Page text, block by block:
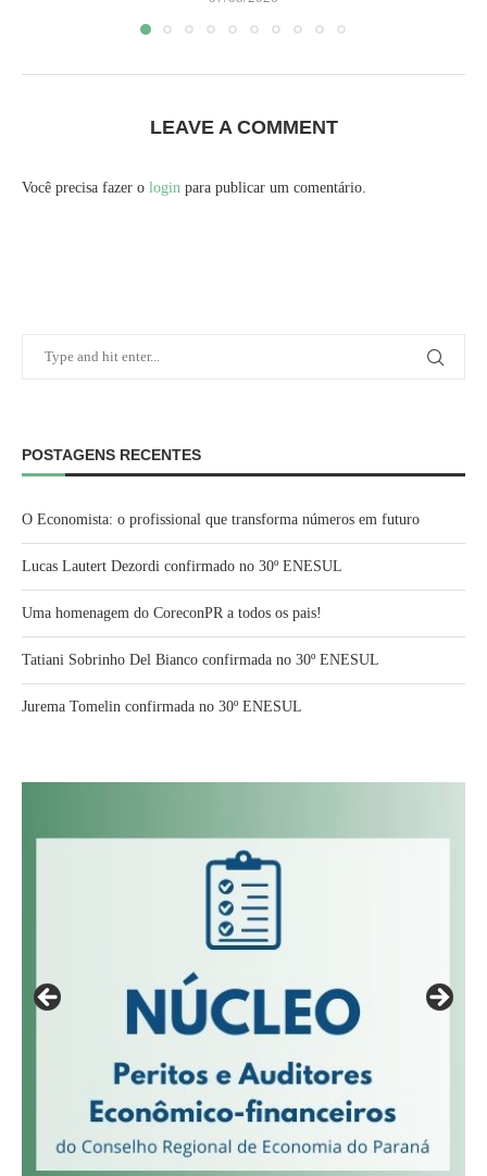
LEAVE A COMMENT
Você precisa fazer o login para publicar um comentário.
POSTAGENS RECENTES
O Economista: o profissional que transforma números em futuro
Lucas Lautert Dezordi confirmado no 30º ENESUL
Uma homenagem do CoreconPR a todos os pais!
Tatiani Sobrinho Del Bianco confirmada no 30º ENESUL
Jurema Tomelin confirmada no 30º ENESUL